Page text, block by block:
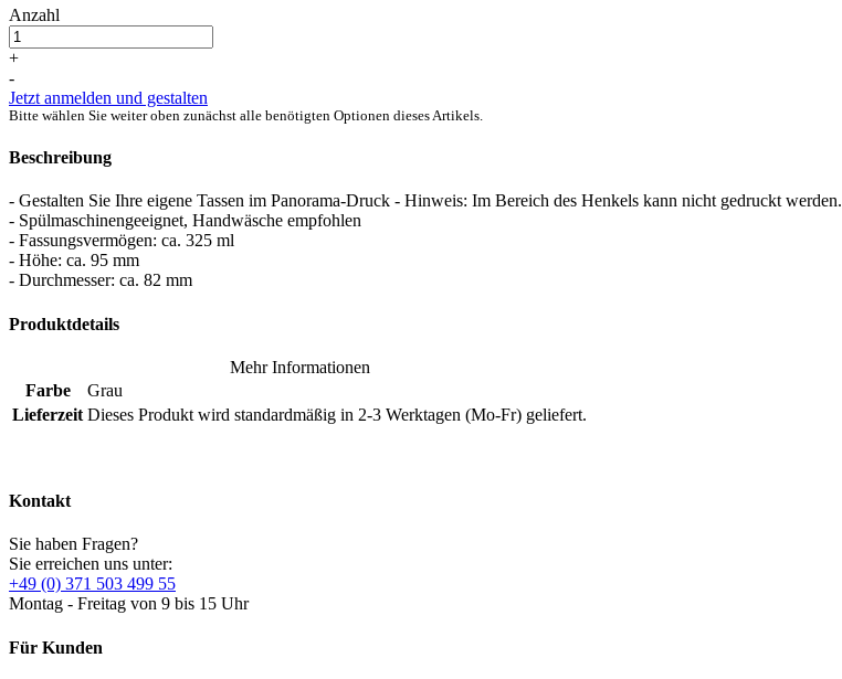
Anzahl
+
-
Jetzt anmelden und gestalten
Bitte wählen Sie weiter oben zunächst alle benötigten Optionen dieses Artikels.
Beschreibung
- Gestalten Sie Ihre eigene Tassen im Panorama-Druck - Hinweis: Im Bereich des Henkels kann nicht gedruckt werden.
- Spülmaschinengeeignet, Handwäsche empfohlen
- Fassungsvermögen: ca. 325 ml
- Höhe: ca. 95 mm
- Durchmesser: ca. 82 mm
Produktdetails
Mehr Informationen
Farbe
Grau
Lieferzeit Dieses Produkt wird standardmäßig in 2-3 Werktagen (Mo-Fr) geliefert.
Kontakt
Sie haben Fragen?
Sie erreichen uns unter:
+49 (0) 371 503 499 55
Montag - Freitag von 9 bis 15 Uhr
Für Kunden